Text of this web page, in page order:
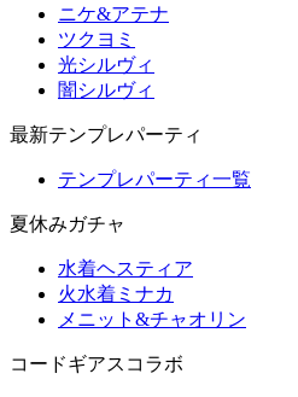
ニケ&アテナ
ツクヨミ
光シルヴィ
闇シルヴィ
最新テンプレパーティ
テンプレパーティ一覧
夏休みガチャ
水着ヘスティア
火水着ミナカ
メニット&チャオリン
コードギアスコラボ